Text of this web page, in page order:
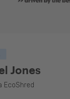
Jones
EcoShred